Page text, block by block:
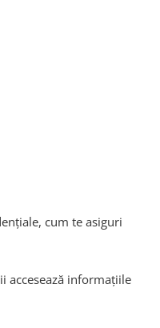
cum te asiguri
accesează informațiile